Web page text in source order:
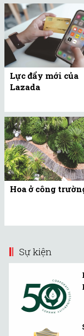
Lực đẩy mới của
Lazada
Hoa ở công
Sự kiện